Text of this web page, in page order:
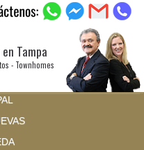
Tampa
- Townhomes